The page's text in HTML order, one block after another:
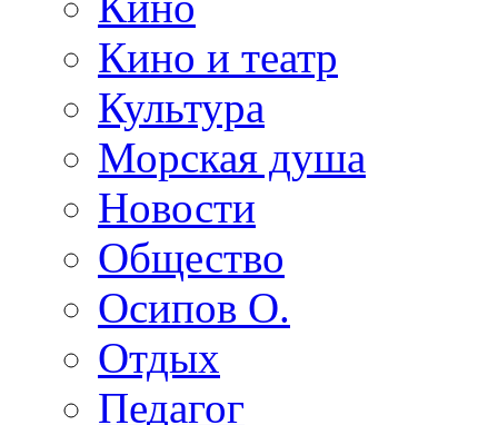
Кино и театр
Культура
Морская душа
Новости
Общество
Осипов О.
Отдых
Педагог